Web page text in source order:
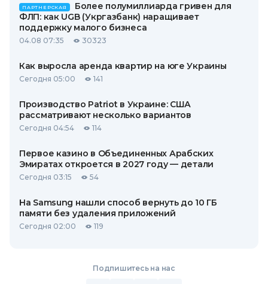
ПАРТНЕРСКАЯ
Более полумиллиарда гривен для
ФЛП: как UGB (Укргазбанк) наращивает
поддержку малого бизнеса
04.08 07:35 30323
Как выросла аренда квартир на юге Украины
Сегодня 05:00 141
Производство Patriot в Украине: США
рассматривают несколько вариантов
Сегодня 04:54 114
Первое казино в Объединенных Арабских
Эмиратах откроется в 2027 году — детали
Сегодня 03:15 54
На Samsung нашли способ вернуть до 10 ГБ
памяти без удаления приложений
Сегодня 02:00 119
Подпишитесь на нас